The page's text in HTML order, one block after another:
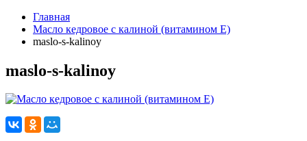
Главная
Масло кедровое с калиной (витамином Е)
maslo-s-kalinoy
maslo-s-kalinoy